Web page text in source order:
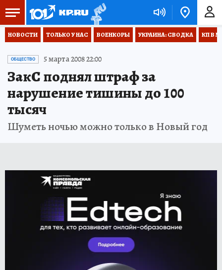
НОВОСТИ ТОЛЬКО У НАС ВОЕНКОРЫ УКРАИНА: СВОДКА КП В
ОБЩЕСТВО 5 марта 2008 22:00
ЗакС поднял штраф за
нарушение тишины до 100
тысяч
Шуметь ночью можно только в Новый год